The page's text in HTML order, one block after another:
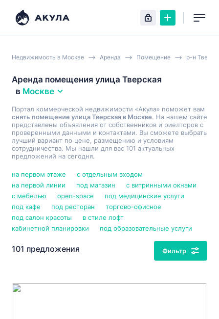
Недвижимость в Москве Аренда Помещение р-н
Аренда помещения улица Тверская
в Москве
Портал коммерческой недвижимости «Акула» поможет вам
снять помещение улица Тверская в Москве. На нашем сайте
представлены объявления от собственников и риелторов с
проверенными данными и контактами. Вы сможете выбрать
лучший вариант по цене, размещению и условиям
сотрудничества. Мы нашли для вас 101 актуальных
предложений на сегодня.
на первом этаже
с отдельным входом
на первой линии
под магазин
с витринными окнами
с мебелью
open-space
под медицинские услуги
под кафе
под ресторан
торгово-офисное
под салон красоты
в стиле лофт
кабинетной планировки
под образовательные услуги
101 предложения Фильтр